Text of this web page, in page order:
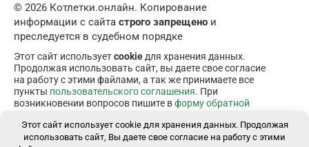
© 2026 Котлетки.онлайн. Копирование
информации с сайта строго запрещено и
преследуется в судебном порядке
Этот сайт используетcookieдля хранения данных.
Продолжая использовать сайт, вы даете свое согласие
на работу с этими файлами, а так же принимаете все
пункты пользовательского соглашения. При
возникновении вопросов пишите вформу обратной
Этот сайт использует cookie для хранения данных. Продолжая
использовать сайт, Вы даете свое согласие на работу с этими